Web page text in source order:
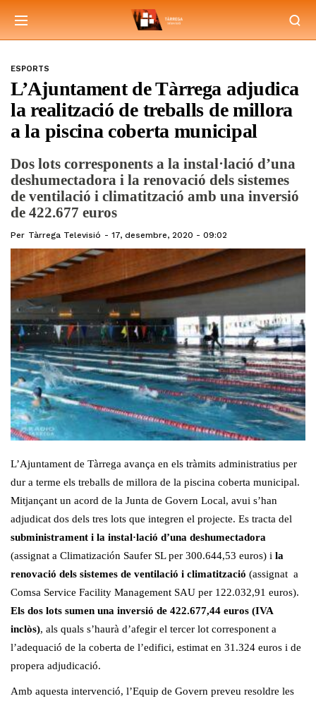
ESPORTS
L’Ajuntament de Tàrrega adjudica
la realització de treballs de millora
a la piscina coberta municipal
Dos lots corresponents a la instal·lació d’una
deshumectadora i la renovació dels sistemes
de ventilació i climatització amb una inversió
de 422.677 euros
Per Tàrrega Televisió 17, desembre, 2020 - 09:02
L’Ajuntament de Tàrrega avança en els tràmits administratius per
dur a terme els treballs de millora de la piscina coberta municipal.
Mitjançant un acord de la Junta de Govern Local, avui s’han
adjudicat dos dels tres lots que integren el projecte. Es tracta del
subministrament i la instal·lació d’una deshumectadora
(assignat a Climatización Saufer SL per 300.644,53 euros) i la
renovació dels sistemes de ventilació i climatització (assignat a
Comsa Service Facility Management SAU per 122.032,91 euros).
Els dos lots sumen una inversió de 422.677,44 euros (IVA
inclòs), als quals s’haurà d’afegir el tercer lot corresponent a
l’adequació de la coberta de l’edifici, estimat en 31.324 euros i de
propera adjudicació.
Amb aquesta intervenció, l’Equip de Govern preveu resoldre les